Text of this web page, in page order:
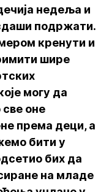
недеља и
подржати.
кренути и
шире
могу да
оне
према деци, а
бити у
бих да
на младе